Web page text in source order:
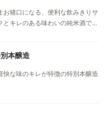
お猪口になる、便利な飲みきりサ
とキレのある味わいの純米酒で
本醸造
快な味のキレが特徴の特別本醸造